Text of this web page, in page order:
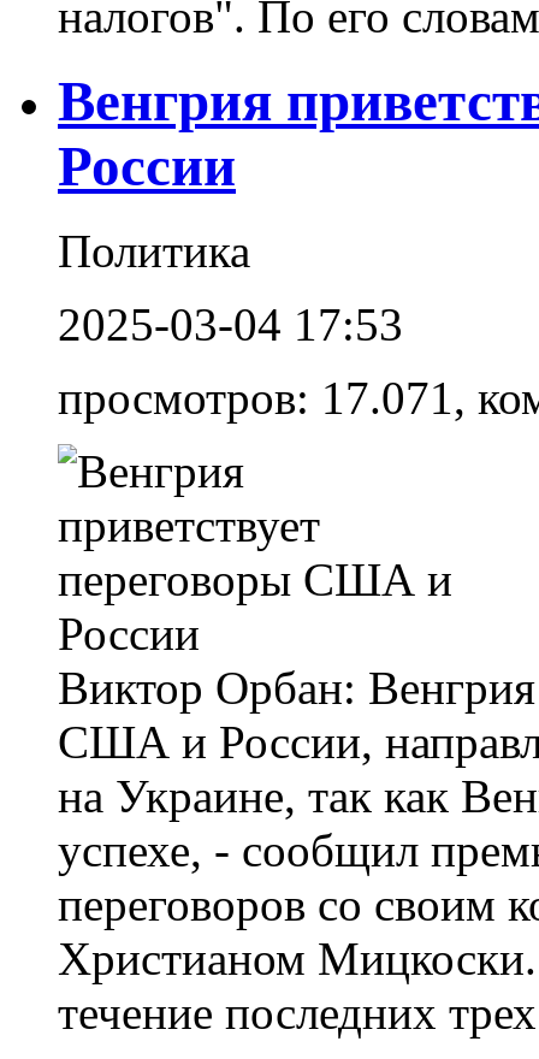
налогов". По его
Венгрия
России
Политика
2025-03-04 17:53
просмотров: 17.071,
Виктор Орбан: Венгрия
США и России,
на Украине, так как
успехе, - сообщил
переговоров со своим
Христианом
течение последних